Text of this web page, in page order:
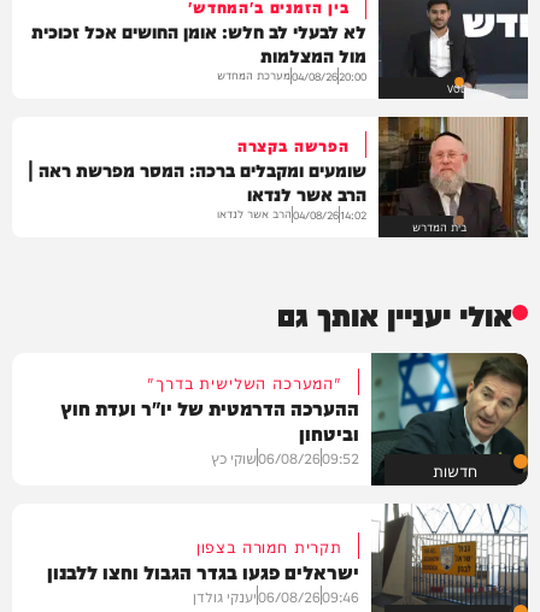
VOD
בין הזמנים ב'המחדש'
לא לבעלי לב חלש: אומן החושים אכל זכוכית
מול המצלמות
20:00
04/08/26מערכת המחדש
בית המדרש
הפרשה בקצרה
שומעים ומקבלים ברכה: המסר מפרשת ראה |
הרב אשר לנדאו
14:02
04/08/26הרב אשר לנדאו
אולי יעניין אותך גם
חדשות
"המערכה השלישית בדרך"
ההערכה הדרמטית של יו"ר ועדת חוץ
וביטחון
09:52
06/08/26שוקי כץ
תקרית חמורה בצפון
ישראלים פגעו בגדר הגבול וחצו ללבנון
09:46
06/08/26יענקי גולדן